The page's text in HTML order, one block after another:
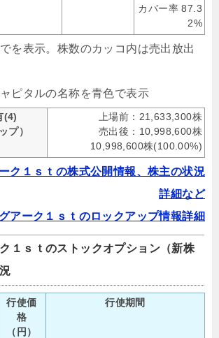
カバー率 87.3
2%
を表示。株数のカッコ内は売出放出
ピタルの名称を青色で表示
(4)
プ）
上場前：21,633,300株
売出後：10,998,600株
10,998,600株(100.00%)
ク１ｓｔの株式公開情報、株主の状況
詳細など
アーク１ｓｔのロックアップ情報詳細
１ｓｔのストックオプション（新株
行使価
格
（円）
行使期間